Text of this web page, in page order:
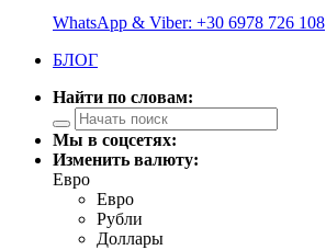
WhatsApp & Viber: +30 6978 726 108
БЛОГ
Найти по словам:
Мы в соцсетях:
Изменить валюту:
Евро
Евро
Рубли
Доллары